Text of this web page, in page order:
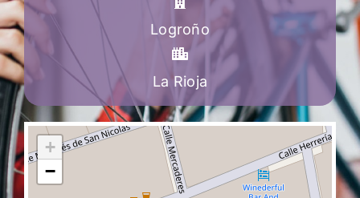
Logroño
La Rioja
+
−